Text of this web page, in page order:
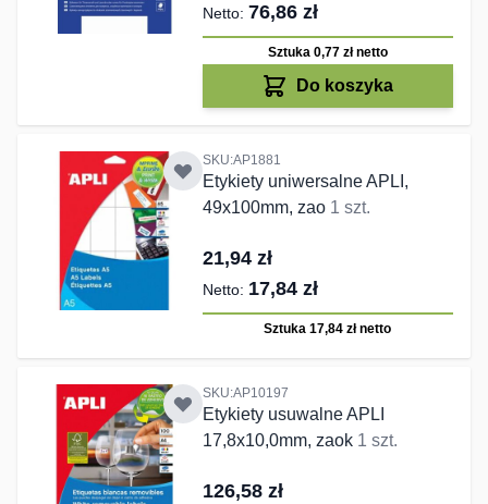
76,86 zł
Sztuka 0,77 złnetto
Do koszyka
SKU:AP1881
Etykiety uniwersalne APLI,
49x100mm, zao 1 szt.
21,94 zł
17,84 zł
Sztuka 17,84 złnetto
SKU:AP10197
Etykiety usuwalne APLI
17,8x10,0mm, zaok 1 szt.
126,58 zł